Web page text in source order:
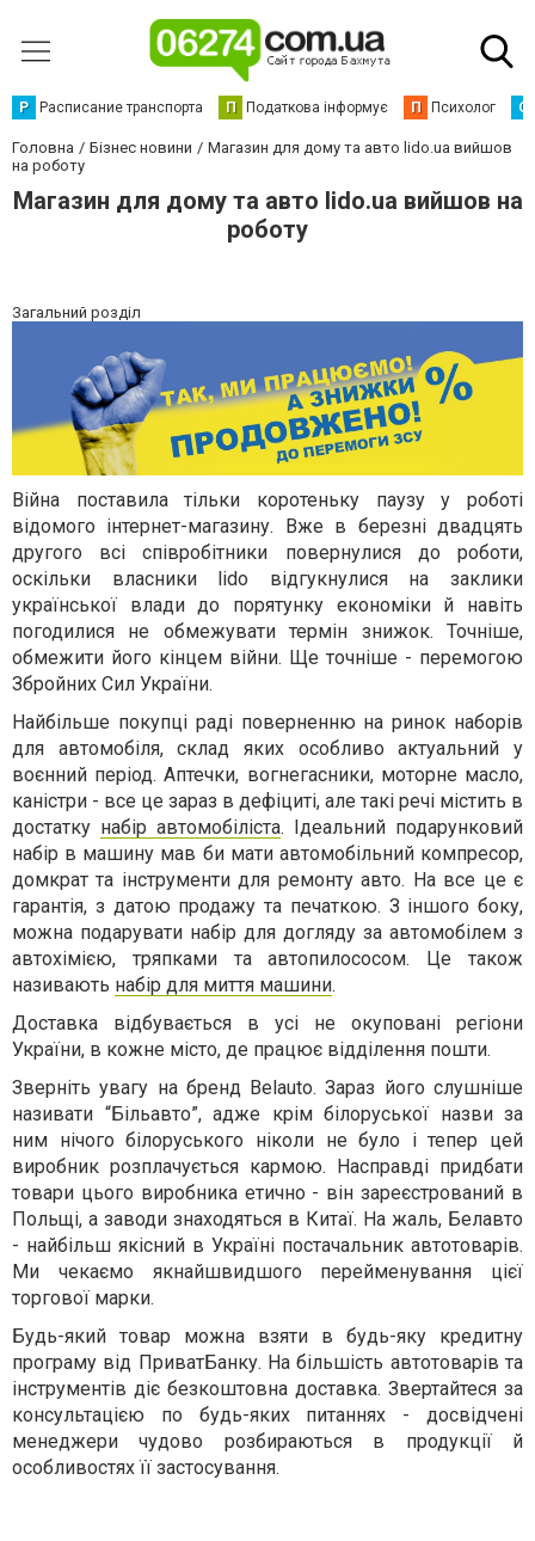
Р Расписание транспорта П Податкова інформує П Психолог С
Головна Бізнес новини
Магазин для дому та авто lido.ua вийшов
на роботу
Магазин для дому та авто lido.ua вийшов на
роботу
Загальний розділ
Війна поставила тільки коротеньку паузу у роботі
відомого інтернет-магазину. Вже в березні двадцять
другого всі співробітники повернулися до роботи,
оскільки власники lido відгукнулися на заклики
української влади до порятунку економіки й навіть
погодилися не обмежувати термін знижок. Точніше,
обмежити його кінцем війни. Ще точніше - перемогою
Збройних Сил України.
Найбільше покупці раді поверненню на ринок наборів
для автомобіля, склад яких особливо актуальний у
воєнний період. Аптечки, вогнегасники, моторне масло,
каністри - все це зараз в дефіциті, але такі речі містить в
достатку набір автомобіліста. Ідеальний подарунковий
набір в машину мав би мати автомобільний компресор,
домкрат та інструменти для ремонту авто. На все це є
гарантія, з датою продажу та печаткою. З іншого боку,
можна подарувати набір для догляду за автомобілем з
автохімією, тряпками та автопилососом. Це також
називають набір для миття машини.
Доставка відбувається в усі не окуповані регіони
України, в кожне місто, де працює відділення пошти.
Зверніть увагу на бренд Belauto. Зараз його слушніше
називати “Більавто”, адже крім білоруської назви за
ним нічого білоруського ніколи не було і тепер цей
виробник розплачується кармою. Насправді придбати
товари цього виробника етично - він зареєстрований в
Польщі, а заводи знаходяться в Китаї. На жаль, Белавто
- найбільш якісний в Україні постачальник автотоварів.
Ми чекаємо якнайшвидшого перейменування цієї
торгової марки.
Будь-який товар можна взяти в будь-яку кредитну
програму від ПриватБанку. На більшість автотоварів та
інструментів діє безкоштовна доставка. Звертайтеся за
консультацією по будь-яких питаннях - досвідчені
менеджери чудово розбираються в продукції й
особливостях її застосування.